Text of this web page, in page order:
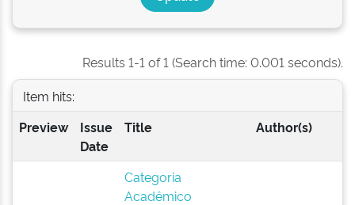
Results 1-1 of 1 (Search time: 0.001 seconds).
Item hits:
Preview
Issue
Date
Title Author(s)
Categoria
Acadêmico